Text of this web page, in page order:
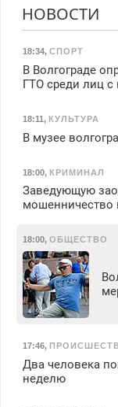
НОВОСТИ
18:34, СПОРТ
В Волгограде
ГТО среди лиц с
18:11, КУЛЬТУРА
В музее
18:00, КРИМИНАЛ
Заведующую
мошенничество
18:00, ОБЩЕСТВО
17:46,
Два человека
неделю